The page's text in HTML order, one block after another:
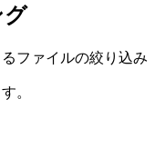
ファイルの絞り込み
。